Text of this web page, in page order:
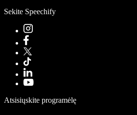
Sekite Speechify
Atsisiųskite programėlę